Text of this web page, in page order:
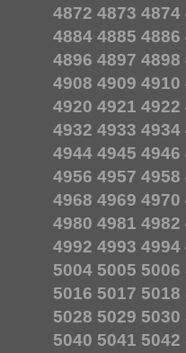
4872 4873 4874
4884 4885 4886
4896 4897 4898
4908 4909 4910
4920 4921 4922
4932 4933 4934
4944 4945 4946
4956 4957 4958
4968 4969 4970
4980 4981 4982
4992 4993 4994
5004 5005 5006
5016 5017 5018
5028 5029 5030
5040 5041 5042